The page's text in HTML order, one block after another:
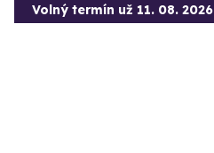
Volný termín už 11. 08. 2026